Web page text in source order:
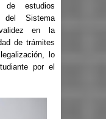
de estudios
del Sistema
en la
de trámites
lo
por el